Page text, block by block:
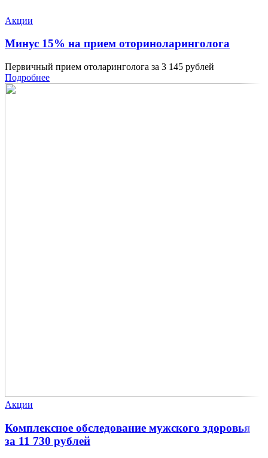
Акции
Минус 15% на прием оториноларинголога
Первичный прием отоларинголога за 3 145 рублей
Подробнее
Акции
Комплексное обследование мужского здоровья
за 11 730 рублей